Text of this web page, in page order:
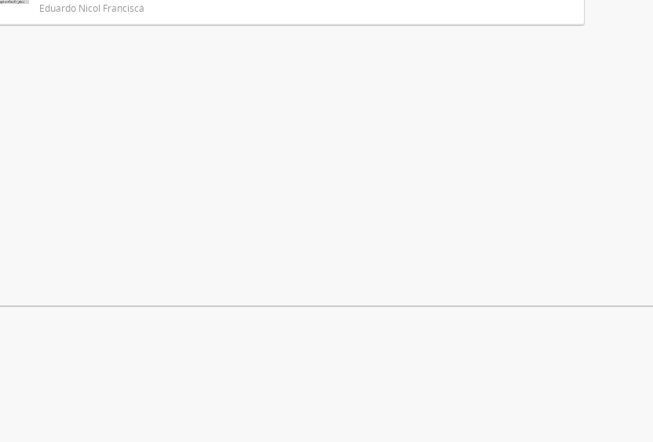
Eduardo Nicol Franciscá